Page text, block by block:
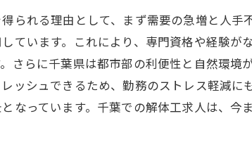
られる理由として、まず需要の急増と人
ています。これにより、専門資格や経験が
さらに千葉県は都市部の利便性と自然環境
ッシュできるため、勤務のストレス軽減
なっています。千葉での解体工求人は、今